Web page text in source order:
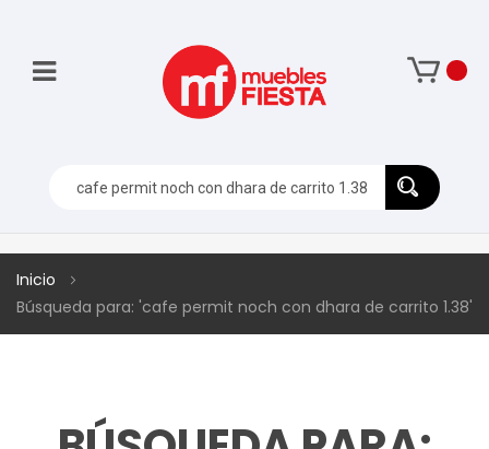
Inicio
Búsqueda para: 'cafe permit noch con dhara de carrito 1.38'